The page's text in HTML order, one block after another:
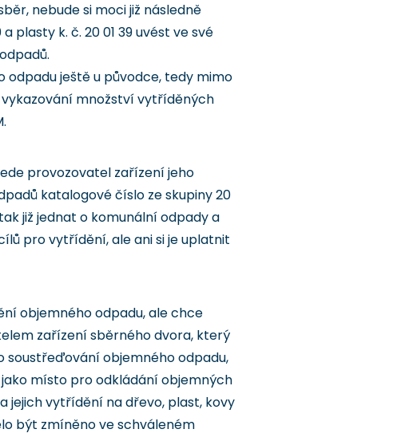
nebude si moci již následně
plasty k. č. 20 01 39 uvést ve své
ještě u původce, tedy mimo
množství vytříděných
provozovatel zařízení jeho
katalogové číslo ze skupiny 20
již jednat o komunální odpady a
pro vytřídění, ale ani si je uplatnit
objemného odpadu, ale chce
zařízení sběrného dvora, který
soustřeďování objemného odpadu,
místo pro odkládání objemných
jejich vytřídění na dřevo, plast, kovy
být zmíněno ve schváleném